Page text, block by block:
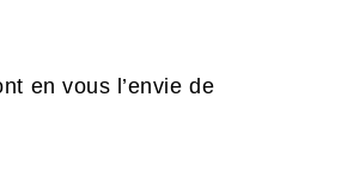
en vous l’envie de